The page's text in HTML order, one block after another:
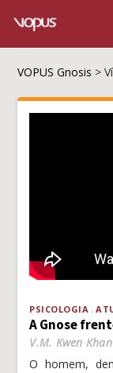
VOPUS Gnosis >
PSICOLOGIA
A Gnose
V.M. Kwen
O homem,